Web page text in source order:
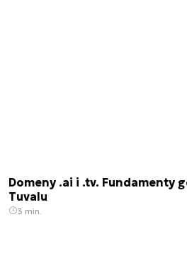
Domeny .ai i .tv. Fundamenty
Tuvalu
3 min.